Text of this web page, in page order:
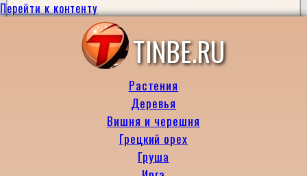
Перейти к контенту
TINBE.RU
Растения
Деревья
Вишня и черешня
Грецкий орех
Груша